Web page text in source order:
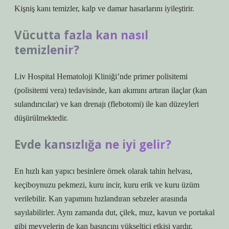
Kişniş kanı temizler, kalp ve damar hasarlarını iyileştirir.
Vücutta fazla kan nasıl
temizlenir?
Liv Hospital Hematoloji Kliniği’nde primer polisitemi
(polisitemi vera) tedavisinde, kan akımını artıran ilaçlar (kan
sulandırıcılar) ve kan drenajı (flebotomi) ile kan düzeyleri
düşürülmektedir.
Evde kansızlığa ne iyi gelir?
En hızlı kan yapıcı besinlere örnek olarak tahin helvası,
keçiboynuzu pekmezi, kuru incir, kuru erik ve kuru üzüm
verilebilir. Kan yapımını hızlandıran sebzeler arasında
sayılabilirler. Aynı zamanda dut, çilek, muz, kavun ve portakal
gibi meyvelerin de kan basıncını yükseltici etkisi vardır.